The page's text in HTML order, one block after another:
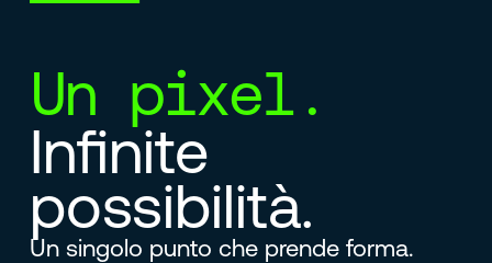
Un pixel.
Infinite
possibilità.
Un singolo punto che prende forma.